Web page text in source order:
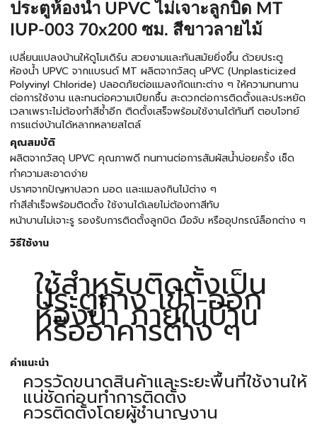
ประตูห้องน้ำ UPVC ไม่เจาะลูกบิด MT
IUP-003 70x200 ซม. สีขาวลายไม้
เปลี่ยนแปลงบ้านให้ดูโมเดิร์น สวยงามและทันสมัยยิ่งขึ้น ด้วยประตู
ห้องน้ำ UPVC จากแบรนด์ MT ผลิตจากวัสดุ uPVC (Unplasticized
Polyvinyl Chloride) ปลอดภัยต่อแมลงกัดแทะต่าง ๆ ให้ความทนทาน
ต่อการใช้งาน และทนต่อความเปียกชื้น สะดวกต่อการติดตั้งและประหยัด
เวลาเพราะไม่ต้องทำสีซ้ำอีก ติดตั้งเสร็จพร้อมใช้งานได้ทันที ตอบโจทย์
การแต่งบ้านได้หลากหลายสไตล์
คุณสมบัติ
ผลิตจากวัสดุ UPVC คุณภาพดี ทนทานต่อการสัมผัสน้ำบ่อยครั้ง เช็ด
ทำความสะอาดง่าย
ปราศจากปัญหาปลวก มอด และแมลงกินไม้ต่าง ๆ
ทำสีสำเร็จพร้อมติดตั้ง ใช้งานได้เลยไม่ต้องทาสีทับ
หน้าบานไม่เจาะรู รองรับการติดตั้งลูกบิด มือจับ หรืออุปกรณ์ล็อกต่าง ๆ
วิธีใช้งาน
ใช้สำหรับติดตั้งเป็น
ประตูทาง เข้า-ออก
ห้องน้ำ ภายในบ้าน
หรืออาคารต่าง ๆ
คำแนะนำ
ควรวัดขนาดสินค้าและระยะพื้นที่ใช้งานให้
แน่ชัดก่อนทำการติดตั้ง
ควรติดตั้งโดยผู้ชำนาญงาน